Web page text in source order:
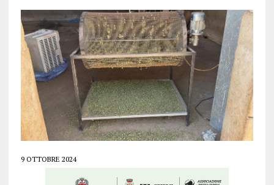
9 OTTOBRE 2024